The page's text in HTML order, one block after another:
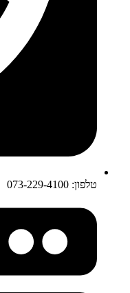
טלפון: 073-229-4100